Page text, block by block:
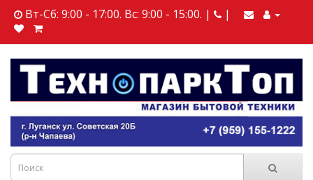
Вт-Сб: 9:00 - 17:00. Вс: 9:00 - 15:00. | |